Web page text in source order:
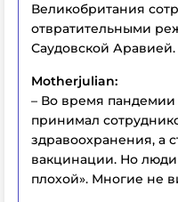
Великобритания
отвратительными
Саудовской Аравией.
Motherjulian:
– Во время пандемии
принимал
здравоохранения, а
вакцинации. Но люди
плохой». Многие не